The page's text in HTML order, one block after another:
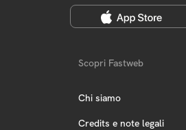
Scopri Fastweb
Chi siamo
Credits e note legali